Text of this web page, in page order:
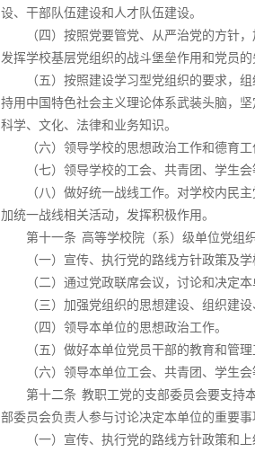
设、干部队伍建设和人才队伍建设。
（四）按照党要管党、从严治党的方针
发挥学校基层党组织的战斗堡垒作用和党员的
（五）按照建设学习型党组织的要求，
持用中国特色社会主义理论体系武装头脑，
科学、文化、法律和业务知识。
（六）领导学校的思想政治工作和德育
（七）领导学校的工会、共青团、学生
（八）做好统一战线工作。对学校内民
加统一战线相关活动，发挥积极作用。
第十一条 高等学校院（系）级单位党组
（一）宣传、执行党的路线方针政策及
（二）通过党政联席会议，讨论和决定
（三）加强党组织的思想建设、组织建
（四）领导本单位的思想政治工作。
（五）做好本单位党员干部的教育和管理
（六）领导本单位工会、共青团、学生
第十二条 教职工党的支部委员会要支持
部委员会负责人参与讨论决定本单位的重要
（一）宣传、执行党的路线方针政策和